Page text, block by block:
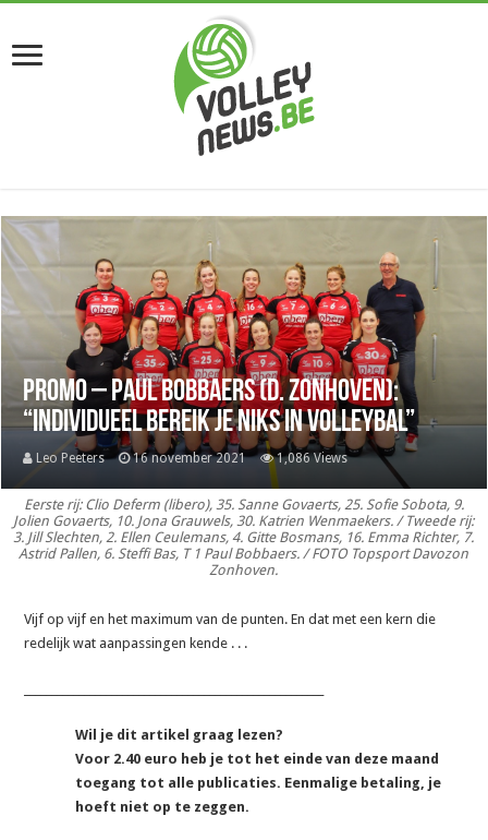
Promo – Paul Bobbaers (D. Zonhoven):
“Individueel bereik je niks in volleybal”
Leo Peeters 16 november 2021 1,086 Views
Eerste rij: Clio Deferm (libero), 35. Sanne Govaerts, 25. Sofie Sobota, 9.
Jolien Govaerts, 10. Jona Grauwels, 30. Katrien Wenmaekers. / Tweede rij:
3. Jill Slechten, 2. Ellen Ceulemans, 4. Gitte Bosmans, 16. Emma Richter, 7.
Astrid Pallen, 6. Steffi Bas, T 1 Paul Bobbaers. / FOTO Topsport Davozon
Zonhoven.
Vijf op vijf en het maximum van de punten. En dat met een kern die
redelijk wat aanpassingen kende . . .
Wil je dit artikel graag lezen?
Voor 2.40 euro heb je tot het einde van deze maand
toegang tot alle publicaties. Eenmalige betaling, je
hoeft niet op te zeggen.